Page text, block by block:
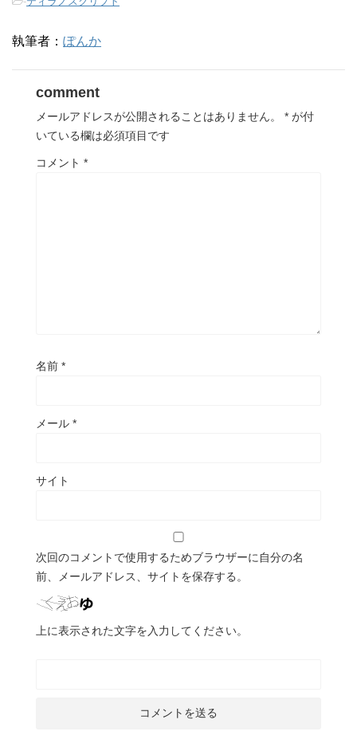
執筆者： ぽんか
comment
メールアドレスが公開されることはありません。 * が付
いている欄は必須項目です
コメント *
名前 *
メール *
サイト
次回のコメントで使用するためブラウザーに自分の名
前、メールアドレス、サイトを保存する。
上に表示された文字を入力してください。